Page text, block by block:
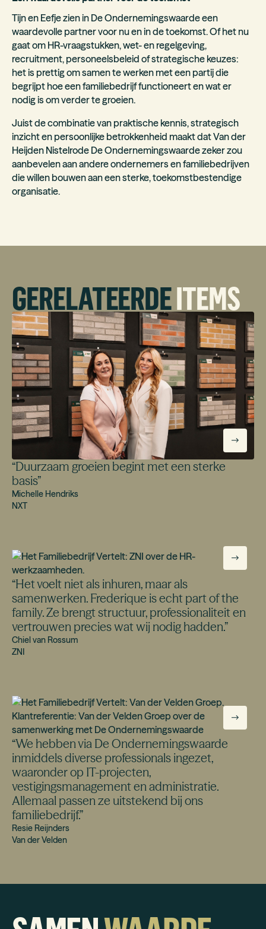
Tijn en Eefje zien in De Ondernemingswaarde een
waardevolle partner voor nu en in de toekomst. Of het nu
gaat om HR-vraagstukken, wet- en regelgeving,
recruitment, personeelsbeleid of strategische keuzes:
het is prettig om samen te werken met een partij die
begrijpt hoe een familiebedrijf functioneert en wat er
nodig is om verder te groeien.
Juist de combinatie van praktische kennis, strategisch
inzicht en persoonlijke betrokkenheid maakt dat Van der
Heijden Nistelrode De Ondernemingswaarde zeker zou
aanbevelen aan andere ondernemers en familiebedrijven
die willen bouwen aan een sterke, toekomstbestendige
organisatie.
GERELATEERDEITEMS
“Duurzaam groeien begint met een sterke
basis”
Michelle Hendriks
NXT
“Het voelt niet als inhuren, maar als
samenwerken. Frederique is echt part of the
family. Ze brengt structuur, professionaliteit en
vertrouwen precies wat wij nodig hadden.”
Chiel van Rossum
ZNI
“We hebben via De Ondernemingswaarde
inmiddels diverse professionals ingezet,
waaronder op IT-projecten,
vestigingsmanagement en administratie.
Allemaal passen ze uitstekend bij ons
familiebedrijf.”
Resie Reijnders
Van der Velden